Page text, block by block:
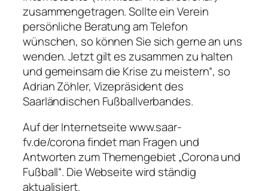
zusammengetragen. Sollte ein Verein
persönliche Beratung am Telefon
wünschen, so können Sie sich gerne an uns
wenden. Jetzt gilt es zusammen zu halten
und gemeinsam die Krise zu meistern“, so
Adrian Zöhler, Vizepräsident des
Saarländischen Fußballverbandes.
Auf der Internetseite www.saar-
fv.de/corona findet man Fragen und
Antworten zum Themengebiet „Corona und
Fußball“. Die Webseite wird ständig
aktualisiert.